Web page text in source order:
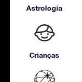
Astrologia
Crianças